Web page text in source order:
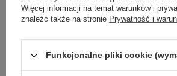
ZALOGUJ SIĘ I
Więcej informacji na temat warunków i
znaleźć także na stronie Prywatność i
Funkcjonalne pliki cookie